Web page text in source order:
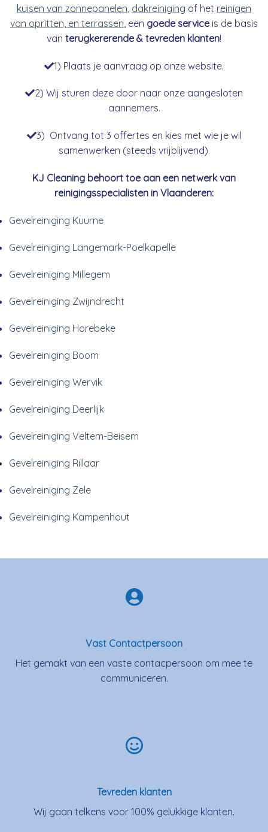
kuisen van zonnepanelen dakreiniging of het reinigen
van opritten, en terrassen , een goede serviceis de basis
van terugkererende & tevreden klanten!
1) Plaats je aanvraag op onze website.
2) Wij sturen deze door naar onze aangesloten
aannemers.
3) Ontvang tot 3 offertes en kies met wie je wil
samenwerken (steeds vrijblijvend).
KJ Cleaning behoort toe aan een netwerk van
reinigingsspecialisten in Vlaanderen:
Gevelreiniging Kuurne
Gevelreiniging Langemark-Poelkapelle
Gevelreiniging Millegem
Gevelreiniging Zwijndrecht
Gevelreiniging Horebeke
Gevelreiniging Boom
Gevelreiniging Wervik
Gevelreiniging Deerlijk
Gevelreiniging Veltem-Beisem
Gevelreiniging Rillaar
Gevelreiniging Zele
Gevelreiniging Kampenhout
Vast Contactpersoon
Het gemakt van een vaste contacpersoon om mee te
communiceren.
Tevreden klanten
Wij gaan telkens voor 100% gelukkige klanten.